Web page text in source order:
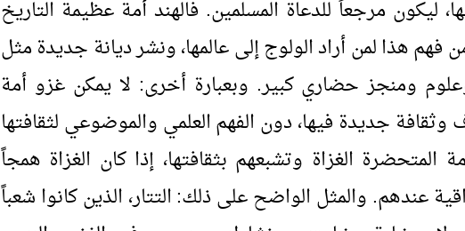
ليكون مرجعاً للدعاة المسلمين. فالهند أمة عظيمة التاريخ
فهم هذا لمن أراد الولوج إلى عالمها، ونشر ديانة جديدة مثل
ومنجز حضاري كبير. وبعبارة أخرى: لا يمكن غزو أمة
جديدة فيها، دون الفهم العلمي والموضوعي لثقافتها
المتحضرة الغزاة وتشبعهم بثقافتها، إذا كان الغزاة همجاً
عندهم. والمثل الواضح على ذلك: التتار، الذين كانوا شعباً